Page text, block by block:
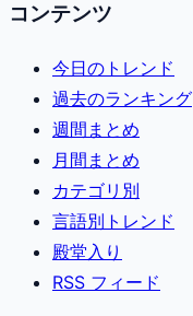
コンテンツ
今日のトレンド
過去のランキング
週間まとめ
月間まとめ
カテゴリ別
言語別トレンド
殿堂入り
RSS フィード